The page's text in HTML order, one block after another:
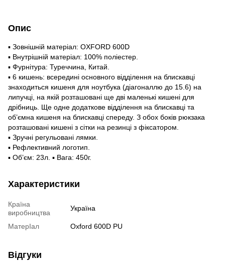
Опис
▪ Зовнішній матеріал: OXFORD 600D
▪ Внутрішній матеріал: 100% поліестер.
▪ Фурнітура: Туреччина, Китай.
▪ 6 кишень: всередині основного відділення на блискавці
знаходиться кишеня для ноутбука (діагоналлю до 15.6) на
липучці, на якій розташовані ще дві маленькі кишені для
дрібниць. Ще одне додаткове відділення на блискавці та
об’ємна кишеня на блискавці спереду. З обох боків рюкзака
розташовані кишені з сітки на резинці з фіксатором.
▪ Зручні регульовані лямки.
▪ Рефлективний логотип.
▪ Об’єм: 23л. ▪ Вага: 450г.
Характеристики
Країна
виробництва
Україна
МатерІал Oxford 600D PU
Відгуки